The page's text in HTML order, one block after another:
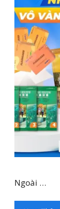
Ngoài …